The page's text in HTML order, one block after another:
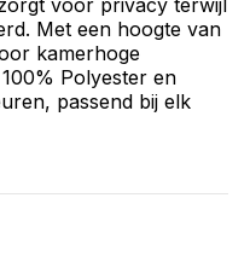
voor privacy terwijl
Met een hoogte van
kamerhoge
Polyester en
passend bij elk